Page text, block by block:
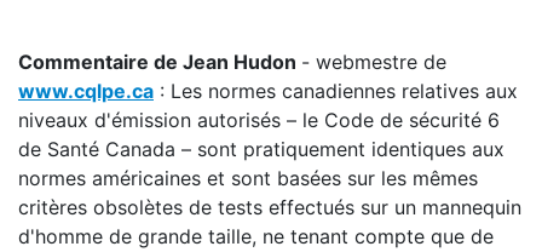
Commentaire de Jean Hudon - webmestre de
www.cqlpe.ca : Les normes canadiennes relatives aux
niveaux d'émission autorisés – le Code de sécurité 6
de Santé Canada – sont pratiquement identiques aux
normes américaines et sont basées sur les mêmes
critères obsolètes de tests effectués sur un mannequin
d'homme de grande taille, ne tenant compte que de